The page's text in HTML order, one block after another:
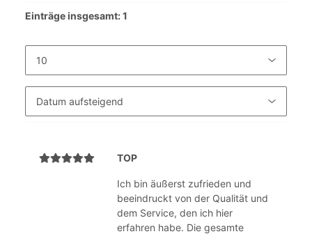
Einträge insgesamt: 1
TOP
Ich bin äußerst zufrieden und
beeindruckt von der Qualität und
dem Service, den ich hier
erfahren habe. Die gesamte